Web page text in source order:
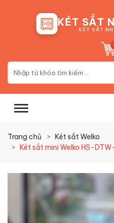
KÉT SẮT
KÉT SẮT
Trang chủ
Két sắt Welko
Két sắt mini Welko HS-